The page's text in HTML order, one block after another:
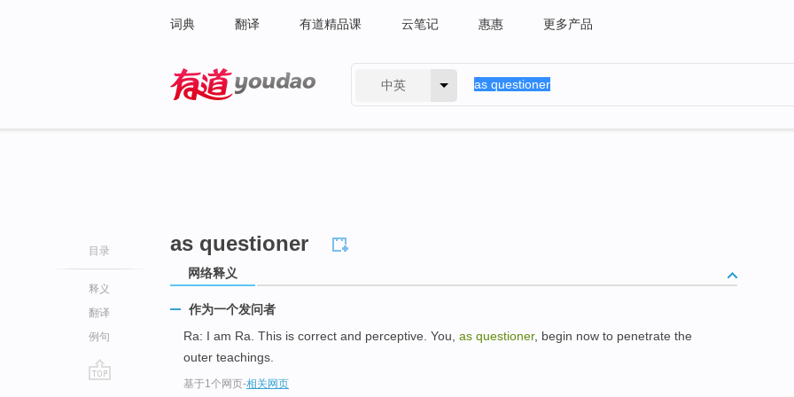
词典 翻译 有道精品课 云笔记 惠惠 更多产品
中英
目录
释义
翻译
例句
as questioner
网络释义
作为一个发问者
Ra: I am Ra. This is correct and perceptive. You, as questioner, begin now to penetrate the
outer teachings.
基于1个网页-相关网页